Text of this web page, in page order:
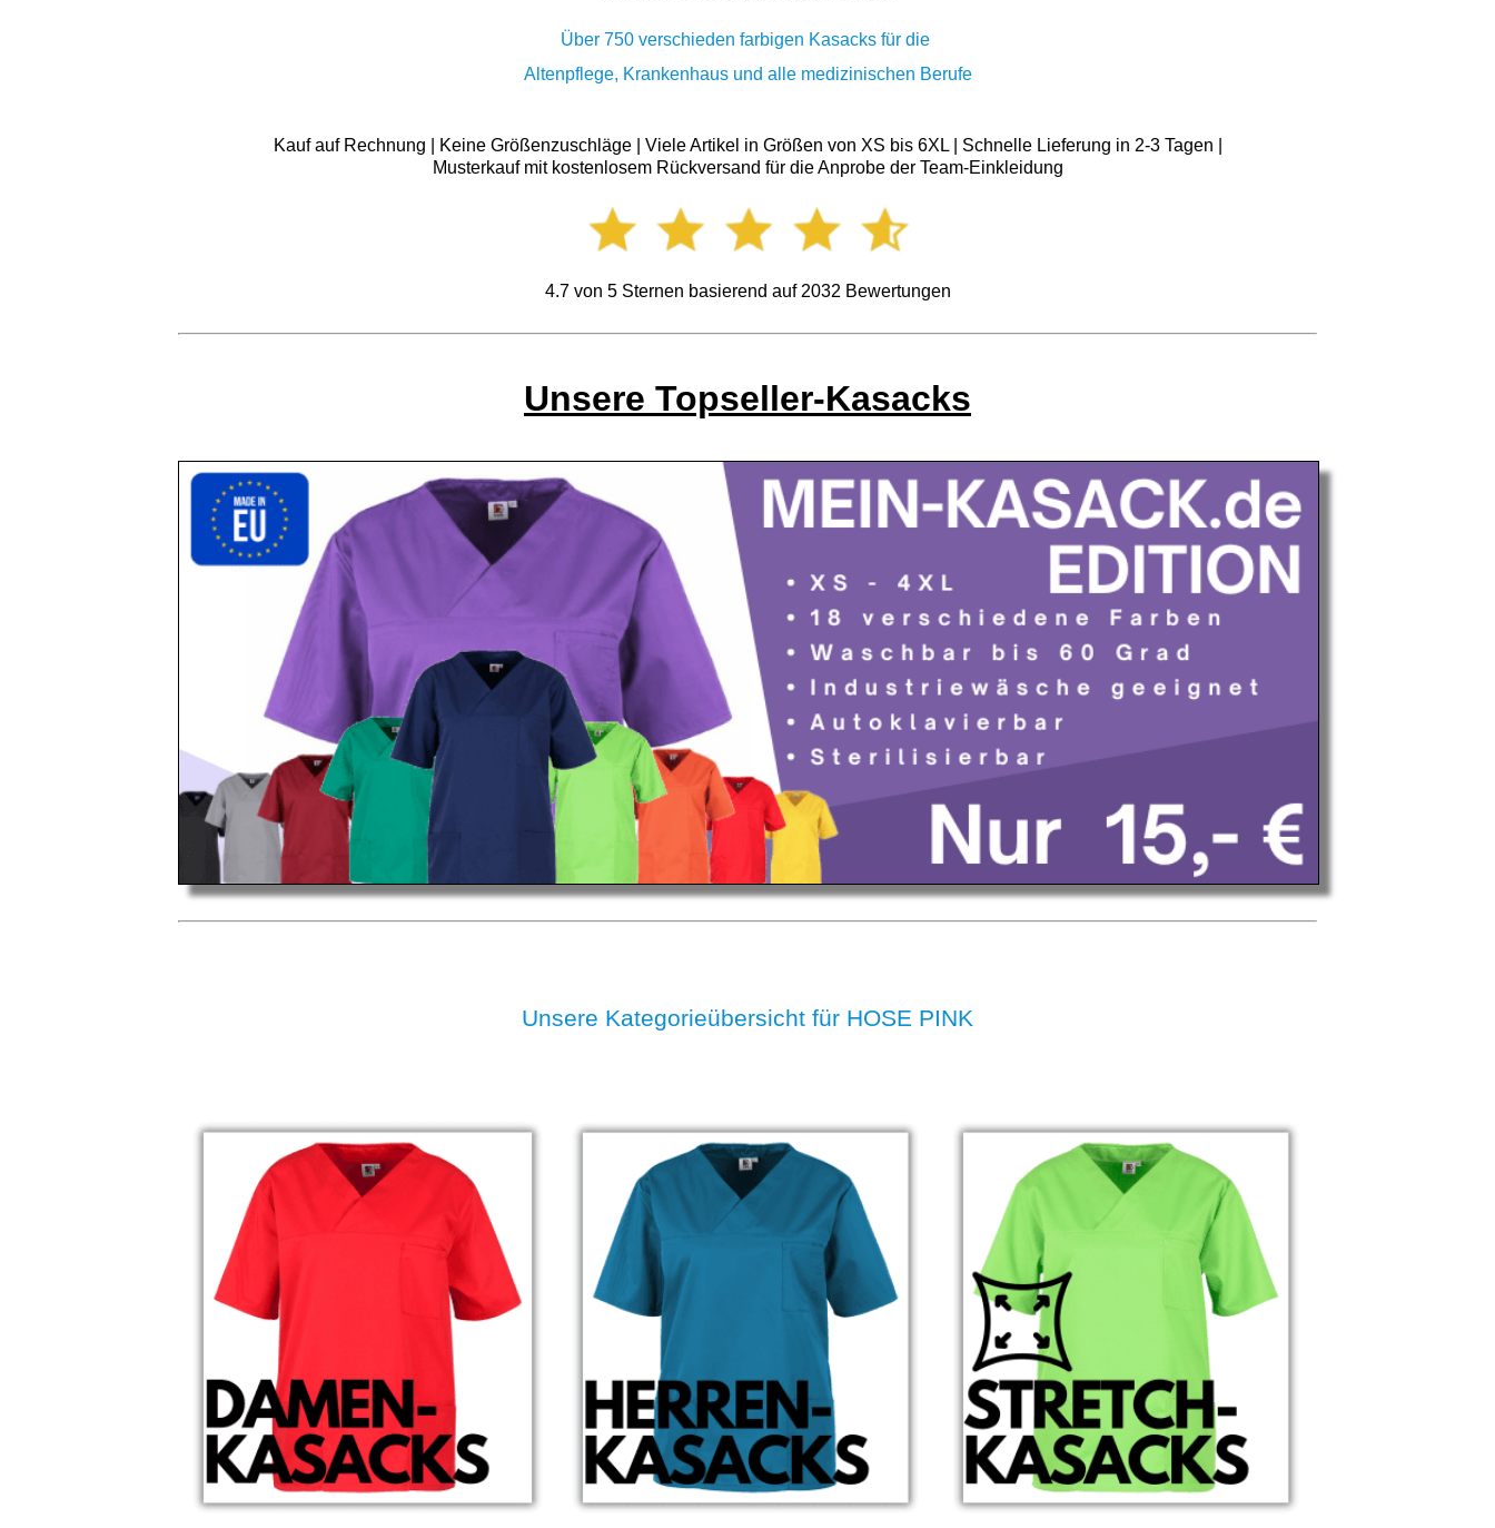
Über 750 verschieden farbigen Kasacks für die
Altenpflege, Krankenhaus und alle medizinischen Berufe
Kauf auf Rechnung | Keine Größenzuschläge | Viele Artikel in Größen von XS bis 6XL | Schnelle Lieferung in 2-3 Tagen |
Musterkauf mit kostenlosem Rückversand für die Anprobe der Team-Einkleidung
4.7von 5Sternen basierend auf 2032 Bewertungen
Unsere Topseller-Kasacks
Unsere Kategorieübersicht für HOSE PINK